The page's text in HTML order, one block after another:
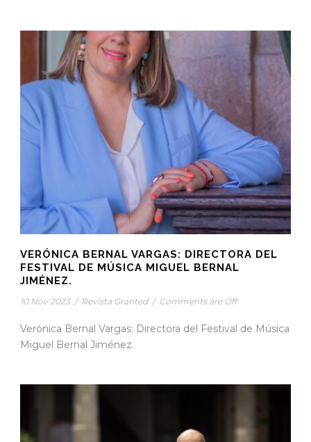
VERÓNICA BERNAL VARGAS: DIRECTORA DEL
FESTIVAL DE MÚSICA MIGUEL BERNAL
JIMÉNEZ.
10 Nov 2023 / Revista Granted / Comments are Off
Verónica Bernal Vargas: Directora del Festival de Música
Miguel Bernal Jiménez.